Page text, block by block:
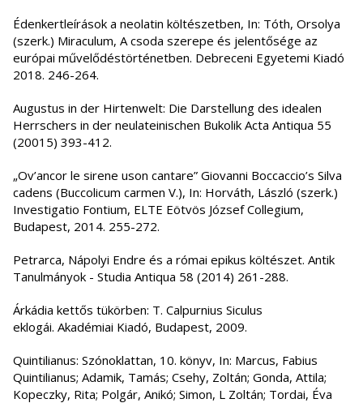
Édenkertleírások a neolatin költészetben, In: Tóth, Orsolya
(szerk.) Miraculum, A csoda szerepe és jelentősége az
európai művelődéstörténetben. Debreceni Egyetemi Kiadó
2018. 246-264.
Augustus in der Hirtenwelt: Die Darstellung des idealen
Herrschers in der neulateinischen Bukolik Acta Antiqua 55
(20015) 393-412.
„Ov’ancor le sirene uson cantare” Giovanni Boccaccio’s Silva
cadens (Buccolicum carmen V.), In: Horváth, László (szerk.)
Investigatio Fontium, ELTE Eötvös József Collegium,
Budapest, 2014. 255-272.
Petrarca, Nápolyi Endre és a római epikus költészet. Antik
Tanulmányok - Studia Antiqua 58 (2014) 261-288.
Árkádia kettős tükörben: T. Calpurnius Siculus
eklogái. Akadémiai Kiadó, Budapest, 2009.
Quintilianus: Szónoklattan, 10. könyv, In: Marcus, Fabius
Quintilianus; Adamik, Tamás; Csehy, Zoltán; Gonda, Attila;
Kopeczky, Rita; Polgár, Anikó; Simon, L Zoltán; Tordai, Éva